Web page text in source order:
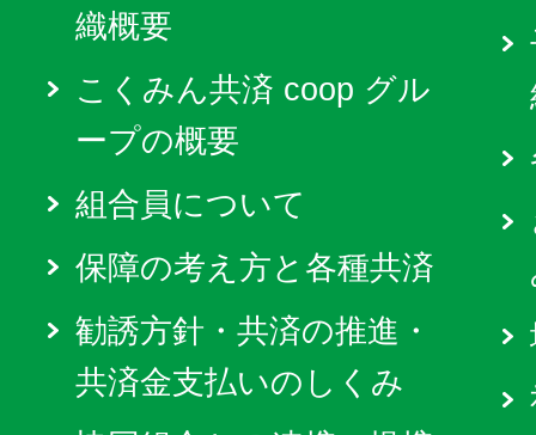
織概要
こくみん共済 coop グル
ープの概要
組合員について
保障の考え方と各種共済
勧誘方針・共済の推進・
共済金支払いのしくみ